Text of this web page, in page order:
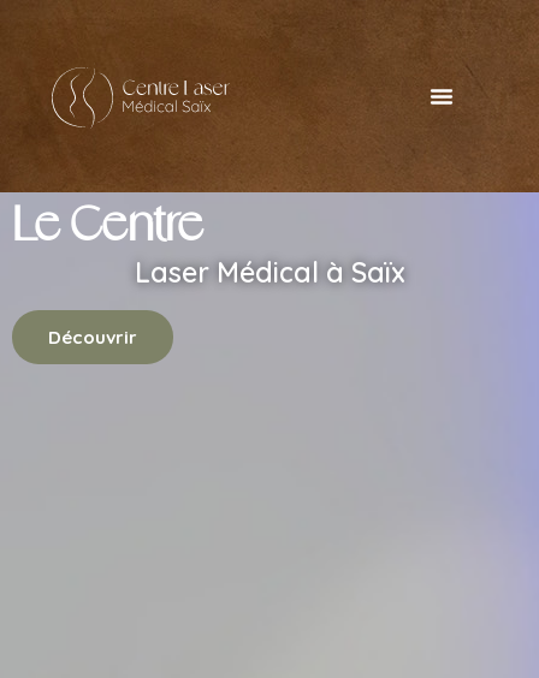
Le Centre
Laser Médical à Saïx
Découvrir